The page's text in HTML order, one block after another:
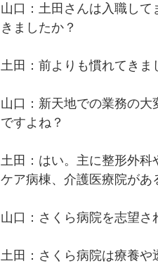
山口：土田さんは入職し
きましたか？
土田：前よりも慣れてきま
山口：新天地での業務の
ですよね？
土田：はい。主に整形外
ケア病棟、介護医療院があ
山口：さくら病院を志望さ
土田：さくら病院は療養